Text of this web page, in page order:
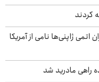
کردند
ژاپنی‌ها نامی از آمریکا
راهی مادرید شد